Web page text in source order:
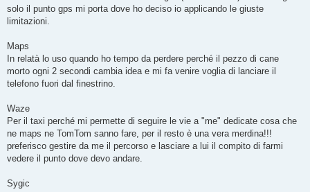
solo il punto gps mi porta dove ho deciso io applicando le giuste
limitazioni.
Maps
In relatà lo uso quando ho tempo da perdere perché il pezzo di cane
morto ogni 2 secondi cambia idea e mi fa venire voglia di lanciare il
telefono fuori dal finestrino.
Waze
Per il taxi perché mi permette di seguire le vie a "me" dedicate cosa che
ne maps ne TomTom sanno fare, per il resto è una vera merdina!!!
preferisco gestire da me il percorso e lasciare a lui il compito di farmi
vedere il punto dove devo andare.
Sygic